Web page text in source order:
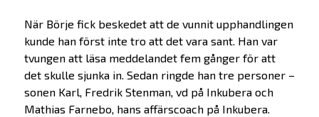
När Börje fick beskedet att de vunnit upphandlingen
kunde han först inte tro att det vara sant. Han var
tvungen att läsa meddelandet fem gånger för att
det skulle sjunka in. Sedan ringde han tre personer –
sonen Karl, Fredrik Stenman, vd på Inkubera och
Mathias Farnebo, hans affärscoach på Inkubera.